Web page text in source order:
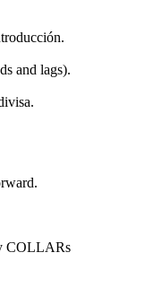
and lags).
COLLARs